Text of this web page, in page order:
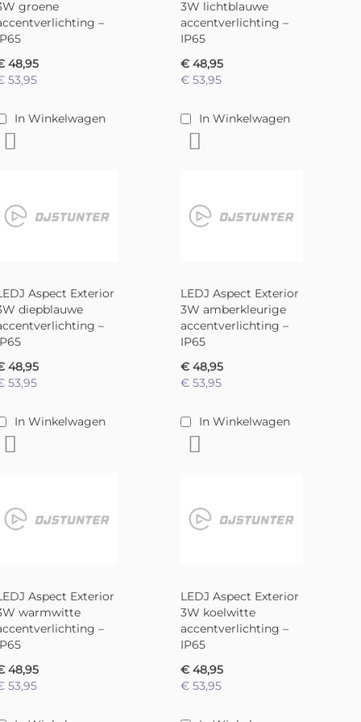
groene
–
48,95
53,95
In Winkelwagen
3W lichtblauwe
accentverlichting –
IP65
€ 48,95
€ 53,95
In Winkelwagen
Aspect Exterior
diepblauwe
–
48,95
53,95
In Winkelwagen
LEDJ Aspect Exterior
3W amberkleurige
accentverlichting –
IP65
€ 48,95
€ 53,95
In Winkelwagen
Aspect Exterior
warmwitte
–
48,95
53,95
LEDJ Aspect Exterior
3W koelwitte
accentverlichting –
IP65
€ 48,95
€ 53,95